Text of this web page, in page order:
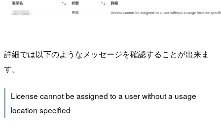
詳細では以下のようなメッセージを確認することが出来ま
す。
License cannot be assigned to a user without a usage
location specified